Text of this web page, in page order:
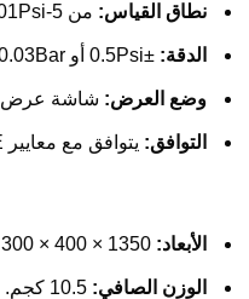
نطاق القياس: من 5-101Psi أو من 0.3-7Bar.
الدقة: ±0.5Psi أو 0.03Bar.
وضع العرض: شاشة عرض LED رقمية.
التوافق: يتوافق مع معايير CE.
الأبعاد:
الوزن الصافي: